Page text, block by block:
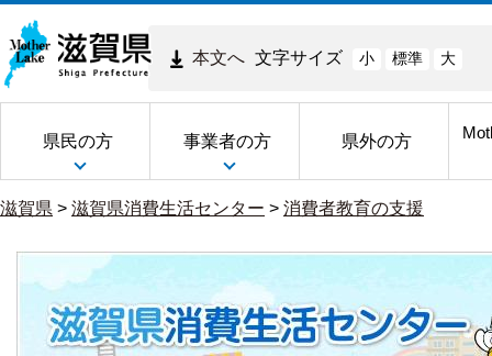
本文へ 文字サイズ 小 標準 大
県民の方 事業者の方 県外の方
滋賀県 > 滋賀県消費生活センター > 消費者教育の支援